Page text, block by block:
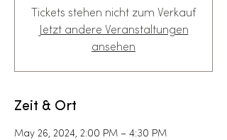
Tickets stehen nicht zum Verkauf
Jetzt andere Veranstaltungen
ansehen
Zeit & Ort
May 26, 2024, 2:00 PM – 4:30 PM